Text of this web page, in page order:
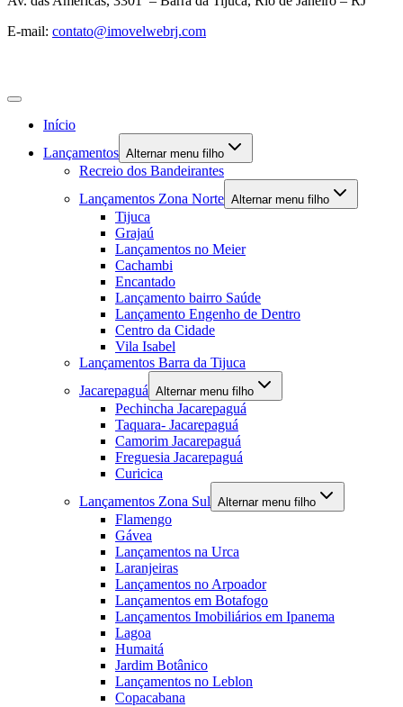
E-mail: contato@imovelwebrj.com
Início
Lançamentos Alternar menu filho
Recreio dos Bandeirantes
Lançamentos Zona Norte Alternar menu filho
Tijuca
Grajaú
Lançamentos no Meier
Cachambi
Encantado
Lançamento bairro Saúde
Lançamento Engenho de Dentro
Centro da Cidade
Vila Isabel
Lançamentos Barra da Tijuca
Jacarepaguá Alternar menu filho
Pechincha Jacarepaguá
Taquara- Jacarepaguá
Camorim Jacarepaguá
Freguesia Jacarepaguá
Curicica
Lançamentos Zona Sul Alternar menu filho
Flamengo
Gávea
Lançamentos na Urca
Laranjeiras
Lançamentos no Arpoador
Lançamentos em Botafogo
Lançamentos Imobiliários em Ipanema
Lagoa
Humaitá
Jardim Botânico
Lançamentos no Leblon
Copacabana